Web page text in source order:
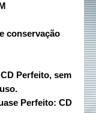
conservação
Perfeito, sem
Perfeito: CD